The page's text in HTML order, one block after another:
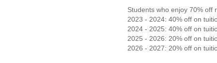
Students who enjoy 70% off
2023 - 2024: 40% off on
2024 - 2025: 40% off on
2025 - 2026: 20% off on
2026 - 2027: 20% off on